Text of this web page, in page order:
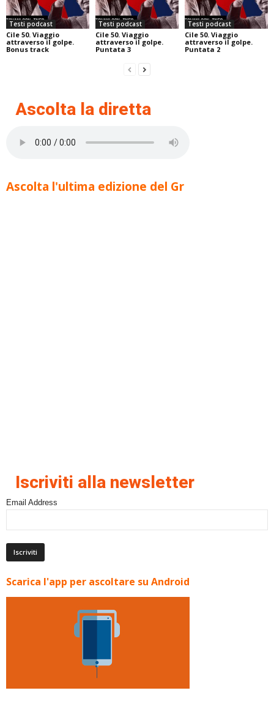
Testi podcast
Cile 50. Viaggio
attraverso il golpe.
Bonus track
Testi podcast
Cile 50. Viaggio
attraverso il golpe.
Puntata 3
Testi podcast
Cile 50. Viaggio
attraverso il golpe.
Puntata 2
Ascolta la diretta
Ascolta l'ultima edizione del Gr
Iscriviti alla newsletter
Email Address
Scarica l'app per ascoltare su Android